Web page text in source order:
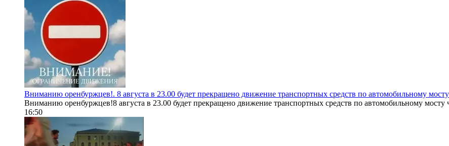
Вниманию оренбуржцев!. 8 августа в 23.00 будет прекращено движение транспортных средств по автомобильному
Вниманию оренбуржцев!8 августа в 23.00 будет прекращено движение транспортных средств по автомобильному мосту
16:50